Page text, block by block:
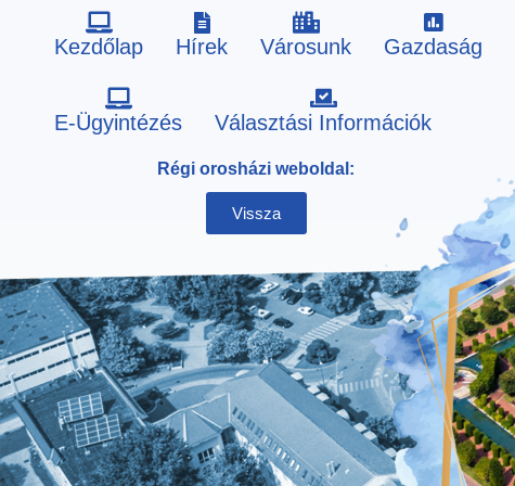
Kezdőlap Hírek Városunk Gazdaság
E-Ügyintézés Választási Információk
Régi orosházi weboldal:
Vissza